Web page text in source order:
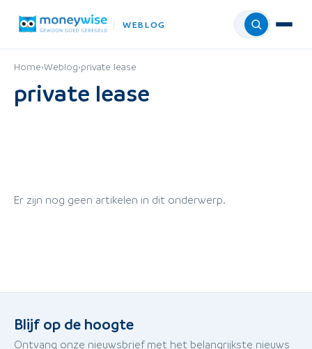
WEBLOG Menu
Home›Weblog›private lease
private lease
Er zijn nog geen artikelen in dit onderwerp.
Blijf op de hoogte
Ontvang onze nieuwsbrief met het belangrijkste nieuws